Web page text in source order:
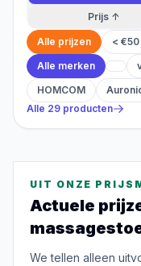
Prijs ↑
Alle prijzen < €50
Alle merken
HOMCOM
Alle 29 producten
UIT ONZE
Actuele
We tellen alleen